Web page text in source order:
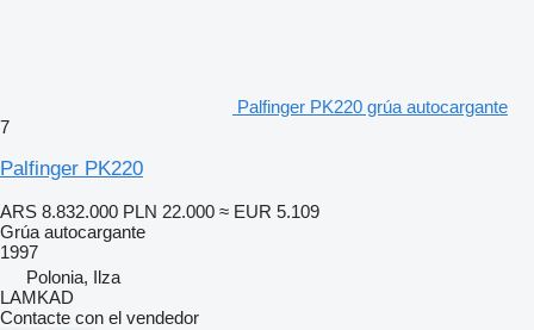
Palfinger PK220 grúa autocargante
7
Palfinger PK220
ARS 8.832.000 PLN 22.000 ≈ EUR 5.109
Grúa autocargante
1997
Polonia, Ilza
LAMKAD
Contacte con el vendedor